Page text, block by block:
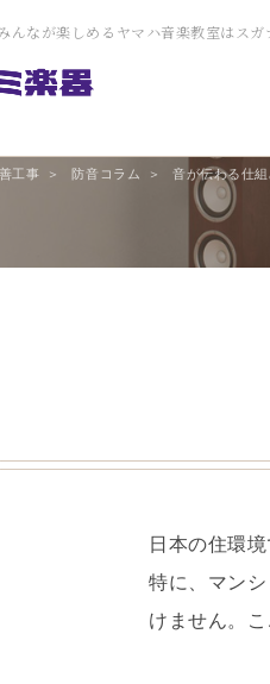
んなが楽しめるヤマハ音楽教室はスガ
工事 防音コラム 音が伝わる仕
日本の住環
特に、マン
けません。